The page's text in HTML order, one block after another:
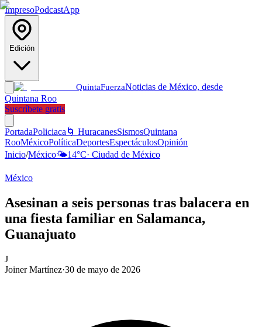
ImpresoPodcastApp
Edición
QuintaFuerzaNoticias de México, desde
Quintana Roo
Suscríbete gratis
PortadaPoliciaca 🌀 HuracanesSismosQuintana
RooMéxicoPolíticaDeportesEspectáculosOpinión
Inicio/México🌤️14°C· Ciudad de México
México
Asesinan a seis personas tras balacera en
una fiesta familiar en Salamanca,
Guanajuato
J
Joiner Martínez·30 de mayo de 2026